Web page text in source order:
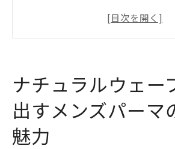
ナチュラルウェーブが持つ
トレンド感を取り入れるナ
ブのポイント
ナチュラルウェー
出すメンズパーマ
魅力